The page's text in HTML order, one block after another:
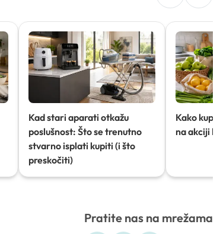
Kad stari aparati otkažu
poslušnost: Što se trenutno
stvarno isplati kupiti (i što
preskočiti)
Kako
na akciji
Pratite nas na mrežama